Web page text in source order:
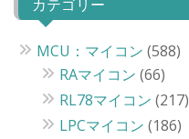
カテゴリー
MCU：マイコン (588)
RAマイコン (66)
RL78マイコン (217)
LPCマイコン (186)